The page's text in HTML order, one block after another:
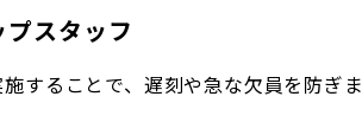
スタッフ
することで、遅刻や急な欠員を防ぎ